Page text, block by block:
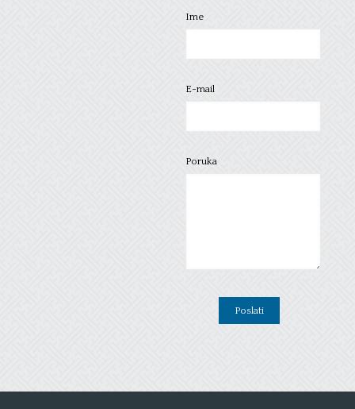
Ime
E-mail
Poruka